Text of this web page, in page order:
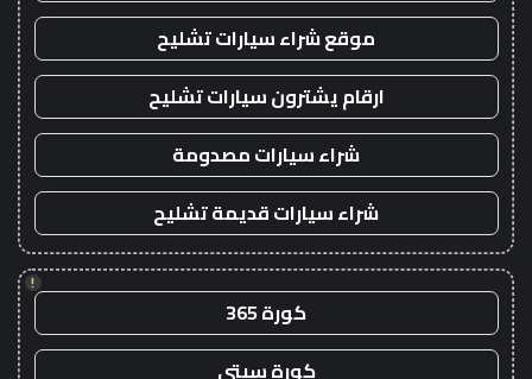
موقع شراء سيارات تشليح
ارقام يشترون سيارات تشليح
شراء سيارات مصدومة
شراء سيارات قديمة تشليح
!
كورة 365
كورة سيتي